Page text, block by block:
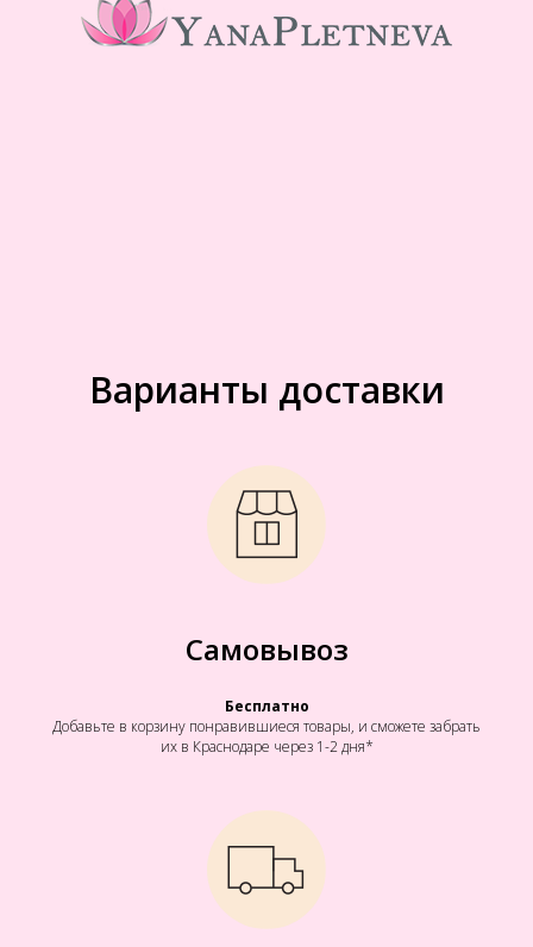
Варианты доставки
Самовывоз
Бесплатно
Добавьте в корзину понравившиеся товары, и сможете забрать
их в Краснодаре через 1-2 дня*